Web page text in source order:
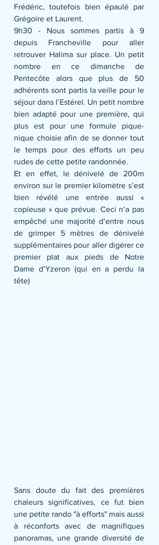
Frédéric, toutefois bien épaulé par
Grégoire et Laurent.
9h30 - Nous sommes partis à 9
depuis Francheville pour aller
retrouver Halima sur place. Un petit
nombre en ce dimanche de
Pentecôte alors que plus de 50
adhérents sont partis la veille pour le
séjour dans l’Estérel. Un petit nombre
bien adapté pour une première, qui
plus est pour une formule pique-
nique choisie afin de se donner tout
le temps pour des efforts un peu
rudes de cette petite randonnée.
Et en effet, le dénivelé de 200m
environ sur le premier kilomètre s’est
bien révélé une entrée aussi «
copieuse » que prévue. Ceci n’a pas
empêché une majorité d’entre nous
de grimper 5 mètres de dénivelé
supplémentaires pour aller digérer ce
premier plat aux pieds de Notre
Dame d’Yzeron (qui en a perdu la
tête)
Sans doute du fait des premières
chaleurs significatives, ce fut bien
une petite rando "à efforts" mais aussi
à réconforts avec de magnifiques
panoramas, une grande diversité de